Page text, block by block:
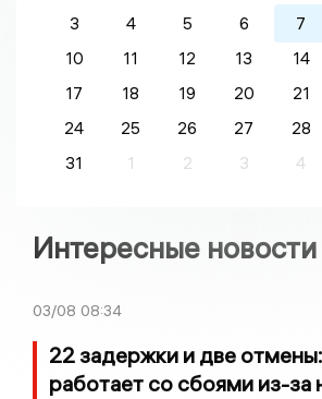
3
4 5 6 7
10
11 12 13 14
17
18 19 20 21
24
25 26 27 28
31
1 2 3 4
Интересные новости
03/08 08:34
22 задержки и две
работает со сбоями из-за